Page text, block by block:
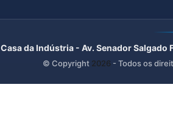
Casa da Indústria - Av. Senador
© Copyright 2026 - Todos os